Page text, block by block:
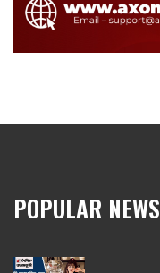
POPULAR NEWS